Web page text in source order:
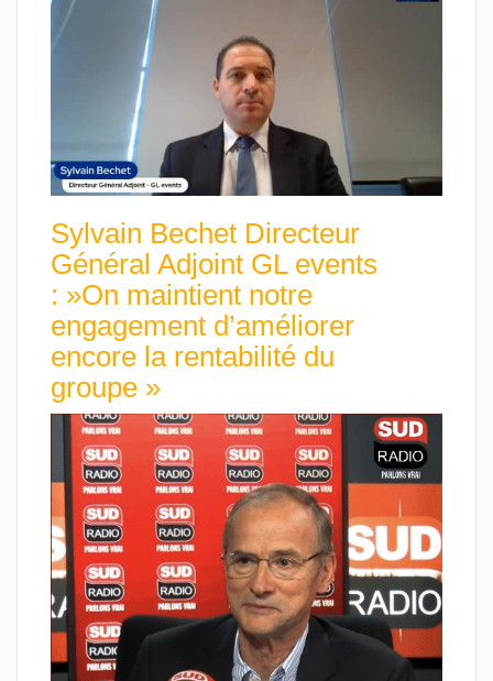
Sylvain Bechet Directeur
Général Adjoint GL events
: »On maintient notre
engagement d’améliorer
encore la rentabilité du
groupe »